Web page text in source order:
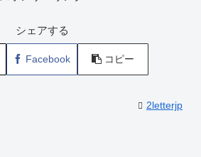
シェアする
Facebook コピー
2letterjp